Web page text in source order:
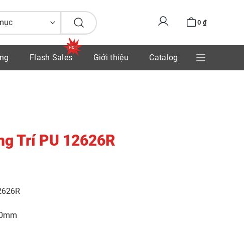
0 ₫
Flash Sales Giới thiệu Catalog
Trí PU 12626R